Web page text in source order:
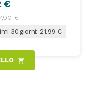
€
€
30 giorni: 21.99 €
shopping_cart